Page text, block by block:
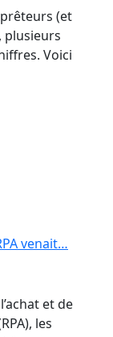
(et
plusieurs
Voici
venait…
et de
les